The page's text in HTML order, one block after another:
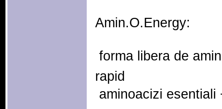
Amin.O.Energy:
 forma libera de
rapid
 aminoacizi